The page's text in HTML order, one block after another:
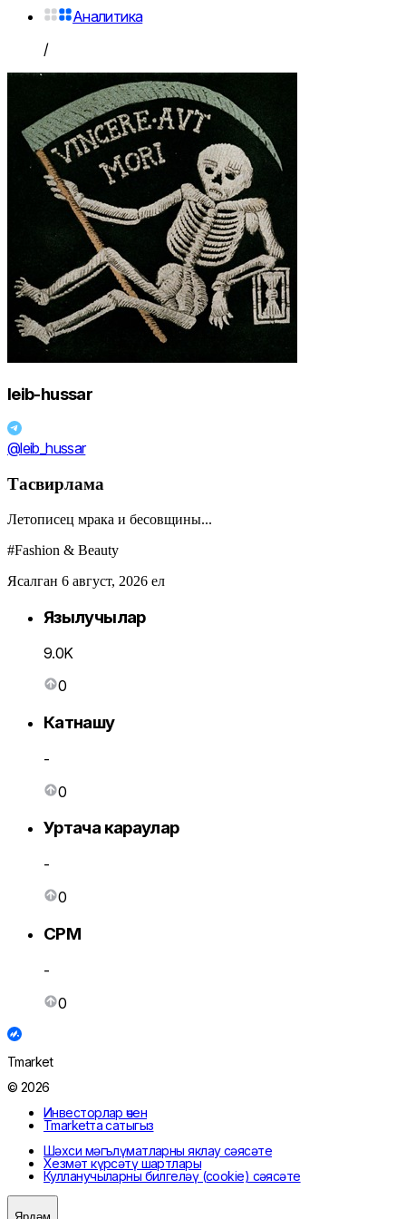
Аналитика
/
leib-hussar
@leib_hussar
Тасвирлама
Летописец мрака и бесовщины...
#Fashion & Beauty
Ясалган 6 август, 2026 ел
Язылучылар
9.0K
0
Катнашу
-
0
Уртача караулар
-
0
CPM
-
0
Tmarket
© 2026
Инвесторлар өчен
Tmarketта сатыгыз
Шәхси мәгълүматларны яклау сәясәте
Хезмәт күрсәтү шартлары
Кулланучыларны билгеләү (cookie) сәясәте